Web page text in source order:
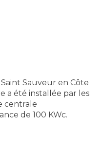
Sauveur en Côte
a été installée par les
centrale
de 100 KWc.